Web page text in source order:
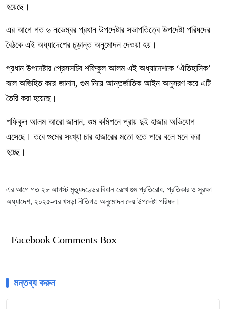
হয়েছে।
এর আগে গত ৬ নভেম্বর প্রধান উপদেষ্টার সভাপতিত্বে উপদেষ্টা পরিষদের
বৈঠকে এই অধ্যাদেশের চূড়ান্ত অনুমোদন দেওয়া হয়।
প্রধান উপদেষ্টার প্রেসসচিব শফিকুল আলম এই অধ্যাদেশকে ‘ঐতিহাসিক’
বলে অভিহিত করে জানান, গুম নিয়ে আন্তর্জাতিক আইন অনুসরণ করে এটি
তৈরি করা হয়েছে।
শফিকুল আলম আরো জানান, গুম কমিশনে প্রায় দুই হাজার অভিযোগ
এসেছে। তবে গুমের সংখ্যা চার হাজারের মতো হতে পারে বলে মনে করা
হচ্ছে।
এর আগে গত ২৮ আগস্ট মৃত্যুদণ্ডের বিধান রেখে গুম প্রতিরোধ, প্রতিকার ও সুরক্ষা
অধ্যাদেশ, ২০২৫-এর খসড়া নীতিগত অনুমোদন দেয় উপদেষ্টা পরিষদ।
Facebook Comments Box
মন্তব্য করুন